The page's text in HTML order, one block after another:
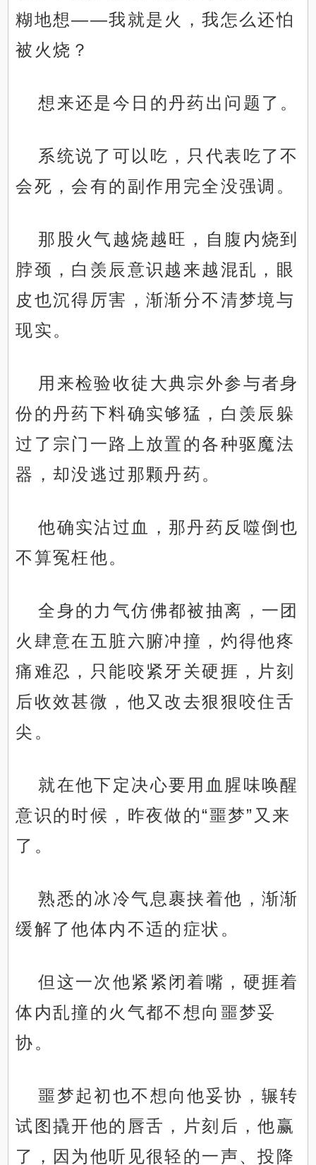
糊地想——我就是火，我怎么还怕
被火烧？
想来还是今日的丹药出问题了。
系统说了可以吃，只代表吃了不
会死，会有的副作用完全没强调。
那股火气越烧越旺，自腹内烧到
脖颈，白羡辰意识越来越混乱，眼
皮也沉得厉害，渐渐分不清梦境与
现实。
用来检验收徒大典宗外参与者身
份的丹药下料确实够猛，白羡辰躲
过了宗门一路上放置的各种驱魔法
器，却没逃过那颗丹药。
他确实沾过血，那丹药反噬倒也
不算冤枉他。
全身的力气仿佛都被抽离，一团
火肆意在五脏六腑冲撞，灼得他疼
痛难忍，只能咬紧牙关硬捱，片刻
后收效甚微，他又改去狠狠咬住舌
尖。
就在他下定决心要用血腥味唤醒
意识的时候，昨夜做的“噩梦”又来
了。
熟悉的冰冷气息裹挟着他，渐渐
缓解了他体内不适的症状。
但这一次他紧紧闭着嘴，硬捱着
体内乱撞的火气都不想向噩梦妥
协。
噩梦起初也不想向他妥协，辗转
试图撬开他的唇舌，片刻后，他赢
了，因为他听见很轻的一声、投降